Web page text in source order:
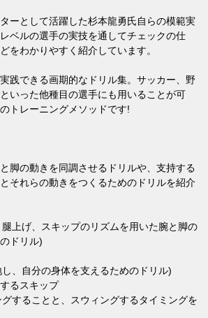
ーとして活躍した杉本龍勇氏自らの模範実
ベルの選手の実技を通してチェックの仕
をわかりやすく紹介しています。
践できる画期的なドリル集。サッカー、野
いった他種目の選手にも用いることが可
トレーニングメソッドです!
脚の動きを同調させるドリルや、支持する
それらの動きをつくるためのドリルを紹介
上げ、スキップのリズムを用いた腕と脚の
ドリル)
、自分の身体を支えるためのドリル)
るスキップ
することと、スウィングするタイミングを